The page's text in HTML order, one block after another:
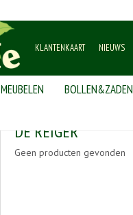
KLANTENKAART NIEUWS
BOLLEN&ZADEN
DE REIGER
Geen producten gevonden